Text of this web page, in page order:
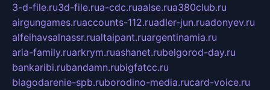
3-d-file.ru3d-file.rua-cdc.ruaalse.rua380club.ru
airgungames.ruaccounts-112.ruadler-jun.ruadonyev.ru
alfeihavsalnassr.rualtaipant.ruargentinamia.ru
aria-family.ruarkrym.ruashanet.rubelgorod-day.ru
bankaribi.rubandamn.rubigfatcc.ru
blagodarenie-spb.ruborodino-media.rucard-voice.ru